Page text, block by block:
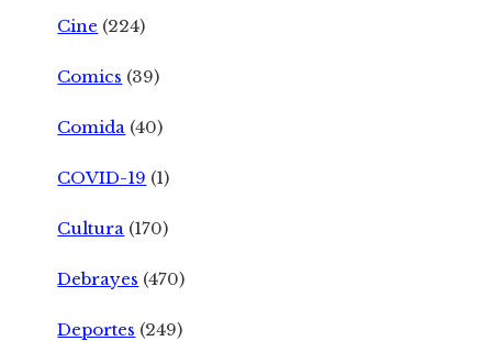
Cine (224)
Comics (39)
Comida (40)
COVID-19 (1)
Cultura (170)
Debrayes (470)
Deportes (249)